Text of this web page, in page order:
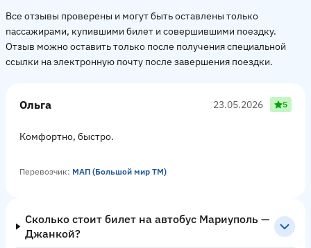
Все отзывы проверены и могут быть оставлены только
пассажирами, купившими билет и совершившими поездку.
Отзыв можно оставить только после получения специальной
ссылки на электронную почту после завершения поездки.
Ольга 23.05.2026 5
Комфортно, быстро.
Перевозчик: МАП (Большой мир ТМ)
Сколько стоит билет на автобус Мариуполь —
Джанкой?